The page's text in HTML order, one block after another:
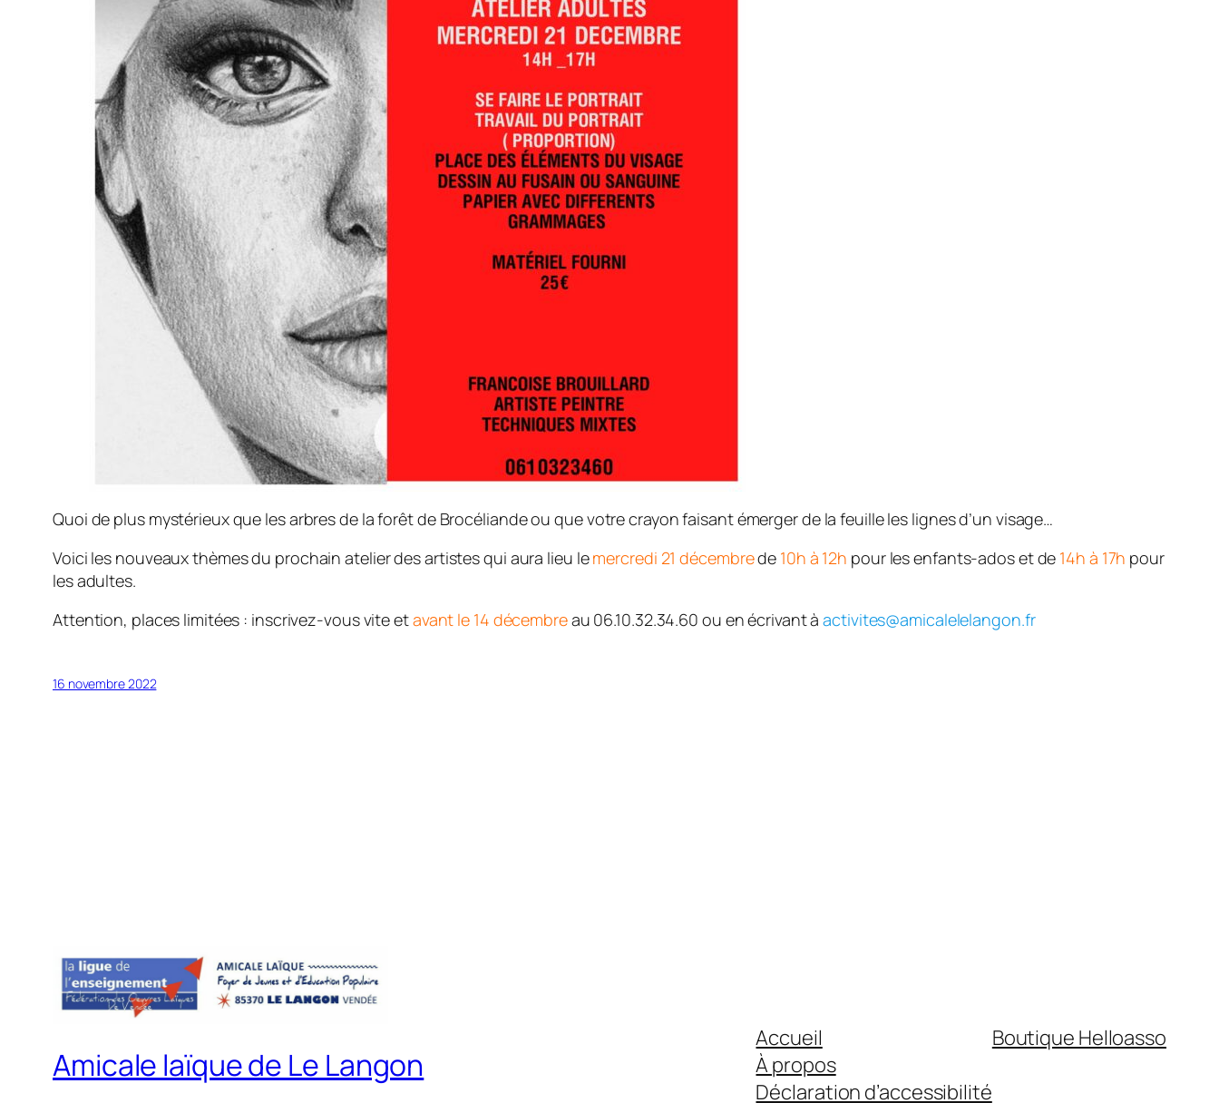
Quoi de plus mystérieux que les arbres de la forêt de Brocéliande ou que votre crayon faisant émerger de la feuille les lignes d’un visage…
Voici les nouveaux thèmes du prochain atelier des artistes qui aura lieu lemercredi 21 décembrede 10h à 12h pour les enfants-ados et de 14h à 17h pour
les adultes.
Attention, places limitées : inscrivez-vous vite etavant le 14 décembreau 06.10.32.34.60 ou en écrivant àactivites@amicalelelangon.fr
16 novembre 2022
Amicale laïque de Le Langon
Accueil
À propos
Déclaration d’accessibilité
Boutique Helloasso